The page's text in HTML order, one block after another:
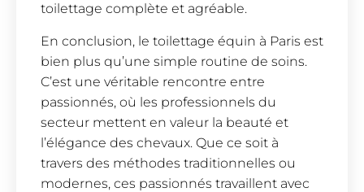
toilettage complète et agréable.
En conclusion, le toilettage équin à Paris est
bien plus qu’une simple routine de soins.
C’est une véritable rencontre entre
passionnés, où les professionnels du
secteur mettent en valeur la beauté et
l’élégance des chevaux. Que ce soit à
travers des méthodes traditionnelles ou
modernes, ces passionnés travaillent avec